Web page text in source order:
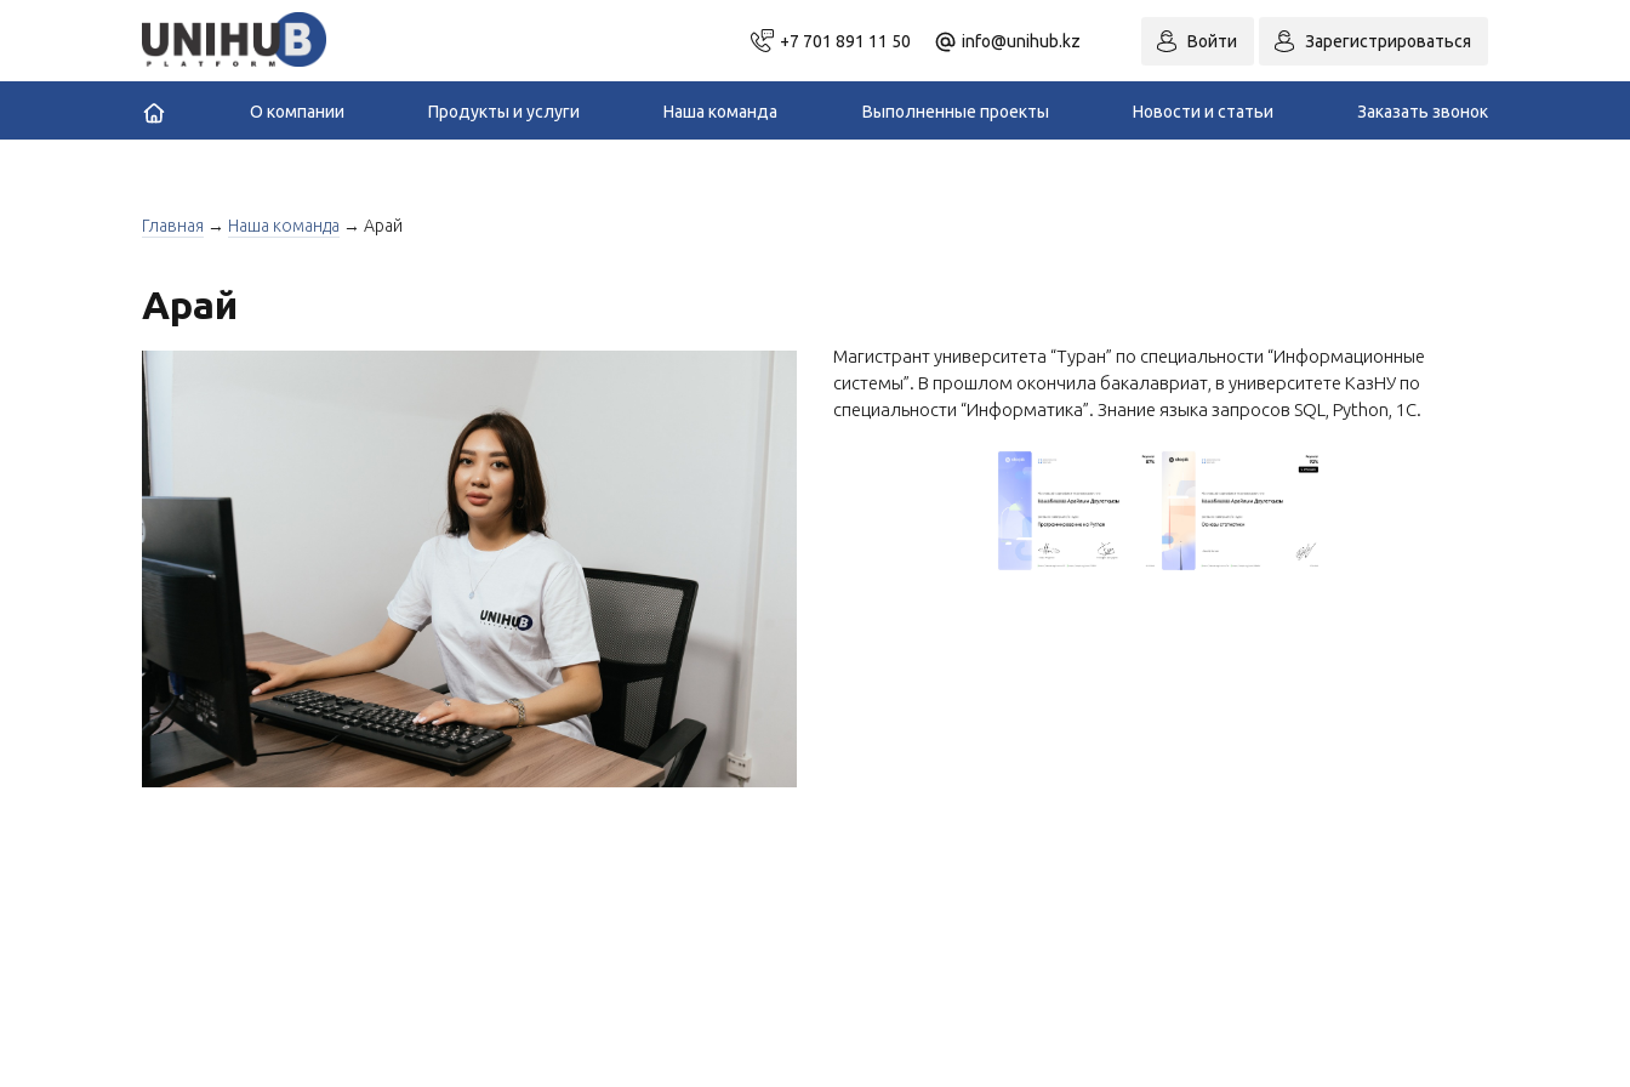
+7 701 891 11 50 info@unihub.kz Войти Зарегистрироваться
О компании Продукты и услуги Наша команда Выполненные проекты Новости и статьи Заказать звонок
Главная → Наша команда → Арай
Арай
Магистрант университета “Туран” по специальности “Информационные
системы”. В прошлом окончила бакалавриат, в университете КазНУ по
специальности “Информатика”. Знание языка запросов SQL, Python, 1C.